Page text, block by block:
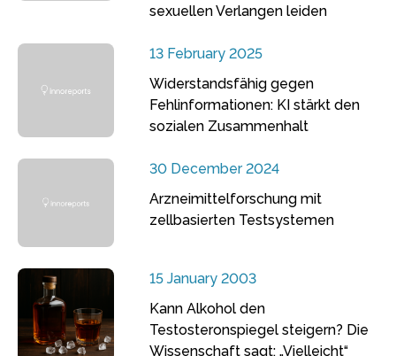
sexuellen Verlangen leiden
13 February 2025
Widerstandsfähig gegen
Fehlinformationen: KI stärkt den
sozialen Zusammenhalt
30 December 2024
Arzneimittelforschung mit
zellbasierten Testsystemen
15 January 2003
Kann Alkohol den
Testosteronspiegel steigern? Die
Wissenschaft sagt: „Vielleicht“